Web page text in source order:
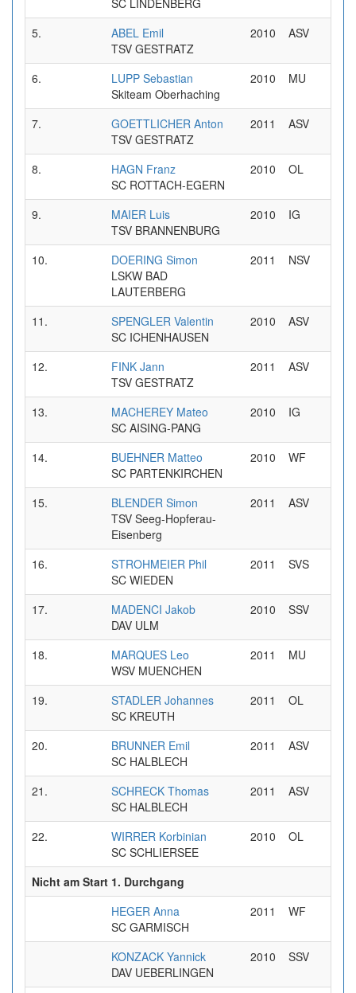
SC LINDENBERG
5.
ABEL Emil
TSV GESTRATZ
2010 ASV
6.
LUPP Sebastian
Skiteam Oberhaching
2010 MU
7.
GOETTLICHER Anton
TSV GESTRATZ
2011 ASV
8.
HAGN Franz
SC ROTTACH-EGERN
2010 OL
9.
MAIER Luis
TSV BRANNENBURG
2010 IG
10.
DOERING Simon
LSKW BAD
LAUTERBERG
2011 NSV
11.
SPENGLER Valentin
SC ICHENHAUSEN
2010 ASV
12.
FINK Jann
TSV GESTRATZ
2011 ASV
13.
MACHEREY Mateo
SC AISING-PANG
2010 IG
14.
BUEHNER Matteo
SC PARTENKIRCHEN
2010 WF
15.
BLENDER Simon
TSV Seeg-Hopferau-
Eisenberg
2011 ASV
16.
STROHMEIER Phil
SC WIEDEN
2011 SVS
17.
MADENCI Jakob
DAV ULM
2010 SSV
18.
MARQUES Leo
WSV MUENCHEN
2011 MU
19.
STADLER Johannes
SC KREUTH
2011 OL
20.
BRUNNER Emil
SC HALBLECH
2011 ASV
21.
SCHRECK Thomas
SC HALBLECH
2011 ASV
22.
WIRRER Korbinian
SC SCHLIERSEE
2010 OL
Nicht am Start 1. Durchgang
HEGER Anna
SC GARMISCH
2011 WF
KONZACK Yannick
DAV UEBERLINGEN
2010 SSV